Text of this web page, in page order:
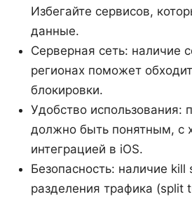
Избегайте сервисов,
данные.
Серверная сеть: наличие
регионах поможет
блокировки.
Удобство использования:
должно быть понятным, с
интеграцией в iOS.
Безопасность: наличие kill
разделения трафика